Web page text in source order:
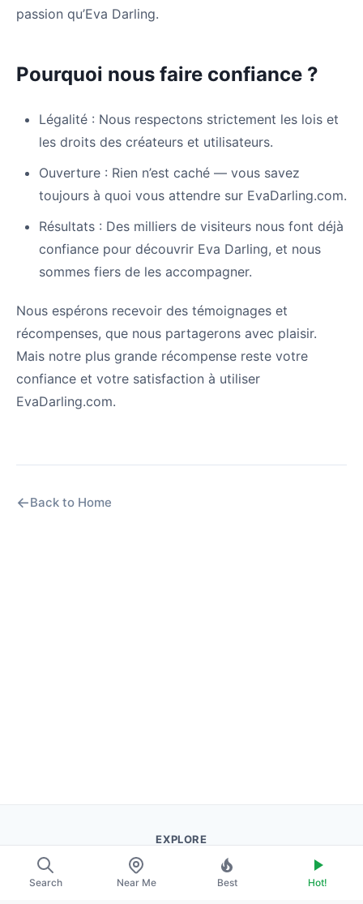
passion qu’Eva Darling.
Pourquoi nous faire confiance ?
Légalité : Nous respectons strictement les lois et
les droits des créateurs et utilisateurs.
Ouverture : Rien n’est caché — vous savez
toujours à quoi vous attendre sur EvaDarling.com.
Résultats : Des milliers de visiteurs nous font déjà
confiance pour découvrir Eva Darling, et nous
sommes fiers de les accompagner.
Nous espérons recevoir des témoignages et
récompenses, que nous partagerons avec plaisir.
Mais notre plus grande récompense reste votre
confiance et votre satisfaction à utiliser
EvaDarling.com.
←Back to Home
Search Near Me Best Hot!
EXPLORE